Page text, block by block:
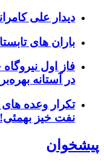
دیدار علی
باران های
فاز اول
در آستانه
تکرار وعده
نفت خیز
پیشخوان